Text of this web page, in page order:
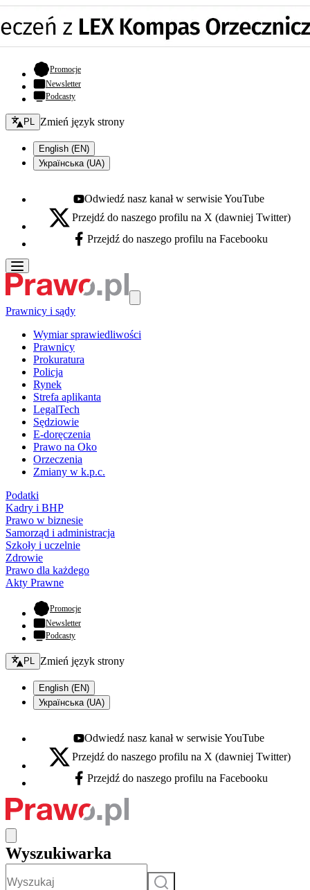
Promocje- otwiera się w nowej karcie
Newsletter
Podcasty
Zmień język - bieżący:
PL Zmień język strony
English (EN)
Українська (UA)
Youtube - otwiera się w nowej karcie
Odwiedź nasz kanał w serwisie YouTube
X - otwiera się w nowej karcie
Przejdź do naszego profilu na X (dawniej Twitter)
Facebook - otwiera się w nowej karcie
Przejdź do naszego profilu na Facebooku
Prawnicy i sądy
Wymiar sprawiedliwości
Prawnicy
Prokuratura
Policja
Rynek
Strefa aplikanta
LegalTech
Sędziowie
E-doręczenia
Prawo na Oko
Orzeczenia
Zmiany w k.p.c.
Podatki
Kadry i BHP
Prawo w biznesie
Samorząd i administracja
Szkoły i uczelnie
Zdrowie
Prawo dla każdego
Akty Prawne
Promocje- otwiera się w nowej karcie
Newsletter
Podcasty
Zmień język - bieżący:
PL Zmień język strony
English (EN)
Українська (UA)
Youtube - otwiera się w nowej karcie
Odwiedź nasz kanał w serwisie YouTube
X - otwiera się w nowej karcie
Przejdź do naszego profilu na X (dawniej Twitter)
Facebook - otwiera się w nowej karcie
Przejdź do naszego profilu na Facebooku
Wyszukiwarka
Szukaj